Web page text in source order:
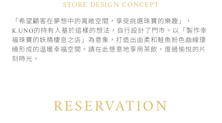
STORE DESIGN CONCEPT
「希望顧客在夢想中的寬敞空間，享受挑選珠寶的樂趣」，
K.UNO的持有人基於這樣的想法，自行設計了門市。以「製作幸
福珠寶的妖精棲息之店」為意象，打造出由柔和鮭魚粉色曲線環
繞形成的溫暖幸福空間。請在此愜意地享用茶飲，度過愉悅的片
刻時光。
RESERVATION